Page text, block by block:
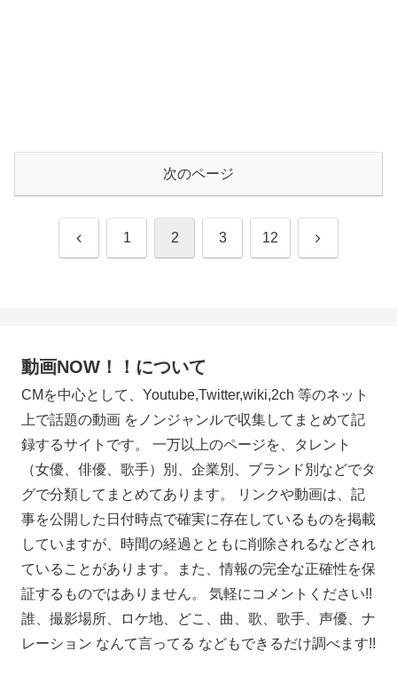
次のページ
前 1 2 3 12 次
動画NOW！！について
CMを中心として、Youtube,Twitter,wiki,2ch 等のネット
上で話題の動画 をノンジャンルで収集してまとめて記
録するサイトです。 一万以上のページを、タレント
（女優、俳優、歌手）別、企業別、ブランド別などでタ
グで分類してまとめてあります。 リンクや動画は、記
事を公開した日付時点で確実に存在しているものを掲載
していますが、時間の経過とともに削除されるなどされ
ていることがあります。また、情報の完全な正確性を保
証するものではありません。 気軽にコメントください!!
誰、撮影場所、ロケ地、どこ、曲、歌、歌手、声優、ナ
レーション なんて言ってる などもできるだけ調べます!!